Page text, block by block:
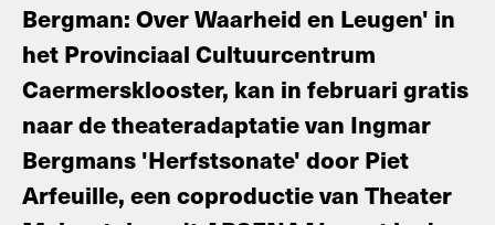
Bergman: Over Waarheid en Leugen' in
het Provinciaal Cultuurcentrum
Caermersklooster, kan in februari gratis
naar de theateradaptatie van Ingmar
Bergmans 'Herfstsonate' door Piet
Arfeuille, een coproductie van Theater